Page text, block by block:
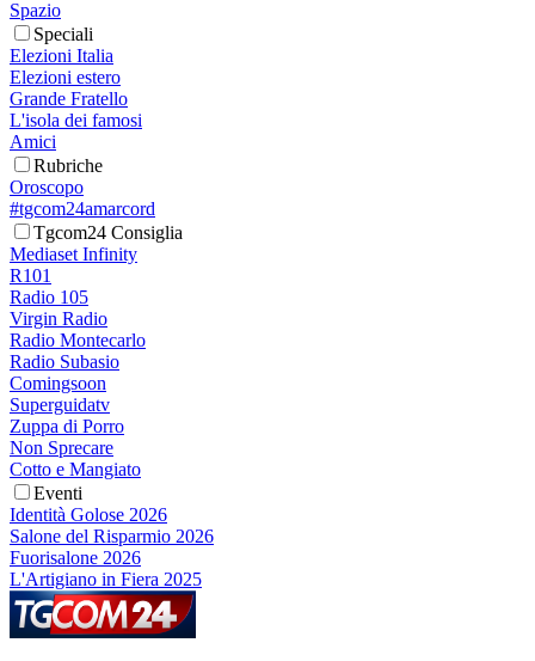
Spazio
Speciali
Elezioni Italia
Elezioni estero
Grande Fratello
L'isola dei famosi
Amici
Rubriche
Oroscopo
#tgcom24amarcord
Tgcom24 Consiglia
Mediaset Infinity
R101
Radio 105
Virgin Radio
Radio Montecarlo
Radio Subasio
Comingsoon
Superguidatv
Zuppa di Porro
Non Sprecare
Cotto e Mangiato
Eventi
Identità Golose 2026
Salone del Risparmio 2026
Fuorisalone 2026
L'Artigiano in Fiera 2025